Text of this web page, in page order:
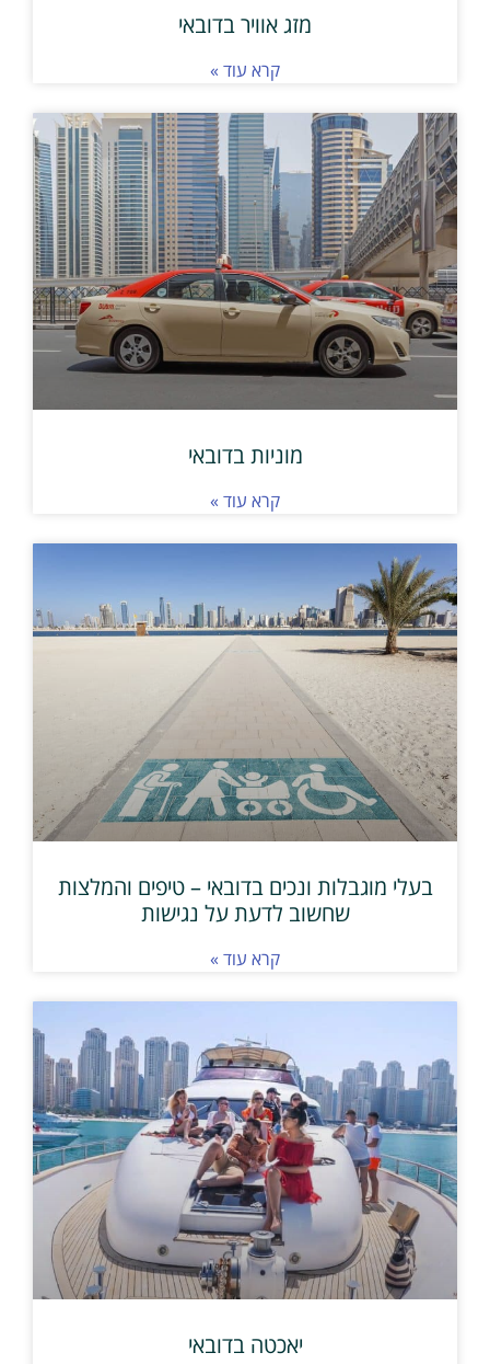
מזג אוויר בדובאי
קרא עוד »
מוניות בדובאי
קרא עוד »
בעלי מוגבלות ונכים בדובאי – טיפים והמלצות
שחשוב לדעת על נגישות
קרא עוד »
יאכטה בדובאי